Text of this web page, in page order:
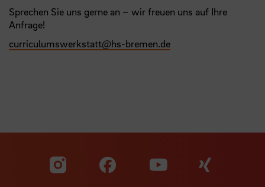
Sprechen Sie uns gerne an – wir freuen uns auf Ihre
Anfrage!
curriculumswerkstatt@hs-bremen.de
Zu unserer Facebook
Zu